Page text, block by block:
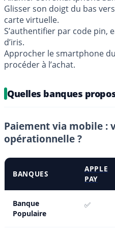
Glisser son doigt du bas
carte virtuelle.
S’authentifier par code pin,
d’iris.
Approcher le smartphone
procéder à l’achat.
Quelles banques
Paiement via mobile :
opérationnelle ?
BANQUES
APPLE
PAY
Banque
Populaire
✅